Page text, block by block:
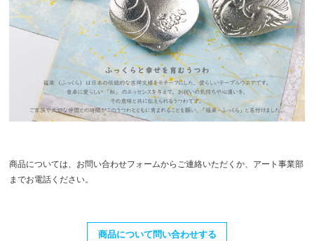
商品については、お問い合わせフォームからご連絡いただくか、アート事業部
までお電話ください。
商品について問い合わせする